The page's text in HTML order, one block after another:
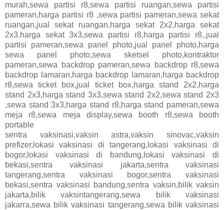
murah,sewa partisi r8,sewa partisi ruangan,sewa partisi
pameran,harga partisi r8 ,sewa partisi pameran,sewa sekat
ruangan,jual sekat ruangan,harga sekat 2x2,harga sekat
2x3.harga sekat 3x3,sewa partisi r8,harga partisi r8,.jual
partisi pameran,sewa panel photo,jual panel photo,harga
sewa panel photo,sewa sketsel photo,kontraktor
pameran,sewa backdrop pameran,sewa backdrop r8,sewa
backdrop lamaran,harga backdrop lamaran,harga backdrop
r8,sewa ticket box,jual ticket box,harga stand 2x2,harga
stand 2x3,harga stand 3x3,sewa stand 2x2,sewa stand 2x3
,sewa stand 3x3,harga stand r8,harga stand pameran,sewa
meja r8,sewa meja display,sewa booth r8,sewa booth
portable
sentra vaksinasi,vaksin astra,vaksin sinovac,vaksin
prefizer,lokasi vaksinasi di tangerang,lokasi vaksinasi di
bogor,lokasi vaksinasi di bandung,lokasi vaksinasi di
bekasi,sentra vaksinasi jakarta,sentra vaksinasi
tangerang,sentra vaksinasi bogor,sentra vaksinasi
bekasi,sentra vaksinasi bandung,sentra vaksin,bilik vaksin
jakarta,bilik vaksintangerang,sewa bilik vaksinasi
jakarra,sewa bilik vaksinasi tangerang,sewa bilik vaksinasi